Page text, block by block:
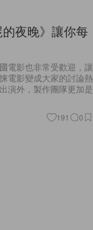
夜晚》讓你每
電影也非常受歡迎，讓
電影變成大家的討論熱
演外，製作團隊更加是
191 0